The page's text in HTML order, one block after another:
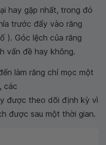
hay gặp nhất, trong đó
trước đẩy vào răng
). Góc lệch của răng
vấn đề hay không.
làm răng chỉ mọc một
các
được theo dõi định kỳ vì
được sau một thời gian.